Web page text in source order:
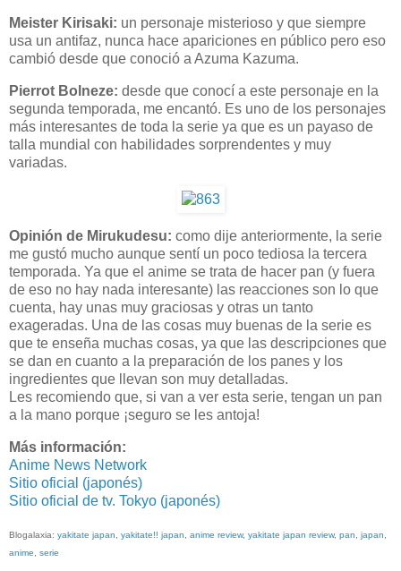
Meister Kirisaki: un personaje misterioso y que siempre
usa un antifaz, nunca hace apariciones en público pero eso
cambió desde que conoció a Azuma Kazuma.
Pierrot Bolneze: desde que conocí a este personaje en la
segunda temporada, me encantó. Es uno de los personajes
más interesantes de toda la serie ya que es un payaso de
talla mundial con habilidades sorprendentes y muy
variadas.
Opinión de Mirukudesu: como dije anteriormente, la serie
me gustó mucho aunque sentí un poco tediosa la tercera
temporada. Ya que el anime se trata de hacer pan (y fuera
de eso no hay nada interesante) las reacciones son lo que
cuenta, hay unas muy graciosas y otras un tanto
exageradas. Una de las cosas muy buenas de la serie es
que te enseña muchas cosas, ya que las descripciones que
se dan en cuanto a la preparación de los panes y los
ingredientes que llevan son muy detalladas.
Les recomiendo que, si van a ver esta serie, tengan un pan
a la mano porque ¡seguro se les antoja!
Más información:
Anime News Network
Sitio oficial (japonés)
Sitio oficial de tv. Tokyo (japonés)
Blogalaxia: yakitate japan yakitate!! japan anime review, yakitate japan review, pan japan
anime
serie